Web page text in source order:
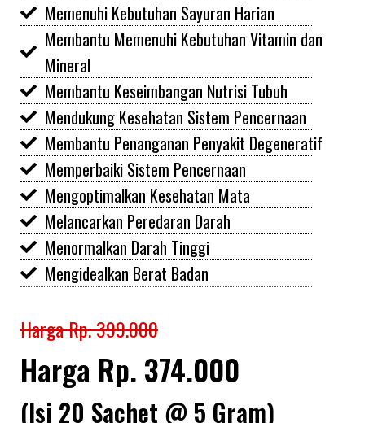
Memenuhi Kebutuhan Sayuran Harian
Membantu Memenuhi Kebutuhan Vitamin dan
Mineral
Membantu Keseimbangan Nutrisi Tubuh
Mendukung Kesehatan Sistem Pencernaan
Membantu Penanganan Penyakit Degeneratif
Memperbaiki Sistem Pencernaan
Mengoptimalkan Kesehatan Mata
Melancarkan Peredaran Darah
Menormalkan Darah Tinggi
Mengidealkan Berat Badan
Harga Rp. 399.000
Harga Rp. 374.000
(Isi 20 Sachet @ 5 Gram)